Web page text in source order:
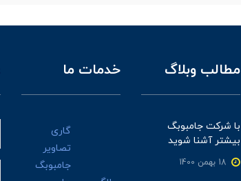
مطالب وبلاگ
با شرکت جامبوبگ
بیشتر آشنا شوید
خدمات ما
گاری
تصاویر
جامبوبگ